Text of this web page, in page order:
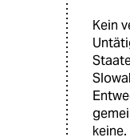
Kein
keine.